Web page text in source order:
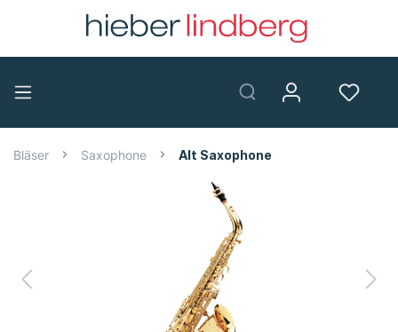
Bläser Saxophone Alt Saxophone